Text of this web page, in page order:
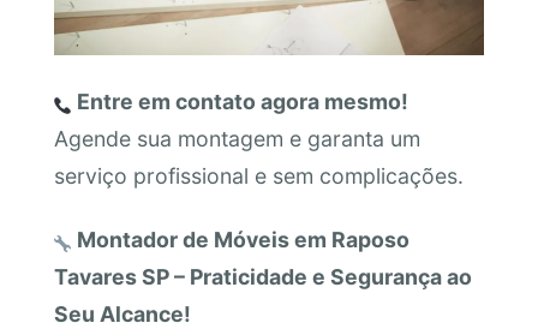
Entre em contato agora mesmo!
Agende sua montagem e garanta um
serviço profissional e sem complicações.
Montador de Móveis em Raposo
Tavares SP – Praticidade e Segurança ao
Seu Alcance!